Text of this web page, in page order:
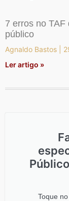
7 erros no
público
Agnaldo Bastos
Ler artigo »
Toque